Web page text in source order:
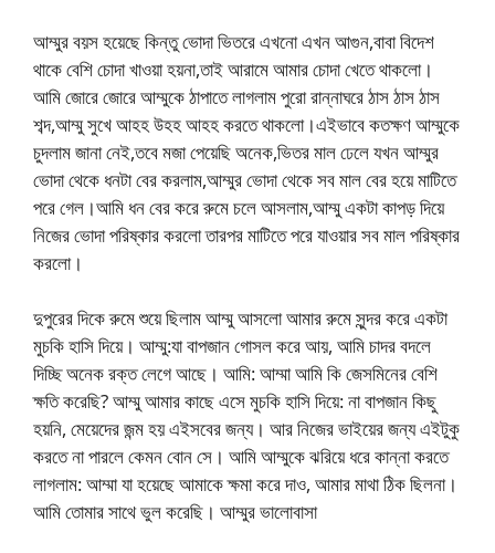
আম্মুর বয়স হয়েছে কিন্তু ভোদা ভিতরে এখনো এখন আগুন,বাবা বিদেশ
থাকে বেশি চোদা খাওয়া হয়না,তাই আরামে আমার চোদা খেতে থাকলো।
আমি জোরে জোরে আম্মুকে ঠাপাতে লাগলাম পুরো রান্নাঘরে ঠাস ঠাস ঠাস
শব্দ,আম্মু সুখে আহহ উহহ আহহ করতে থাকলো।এইভাবে কতক্ষণ আম্মুকে
চুদলাম জানা নেই,তবে মজা পেয়েছি অনেক,ভিতর মাল ঢেলে যখন আম্মুর
ভোদা থেকে ধনটা বের করলাম,আম্মুর ভোদা থেকে সব মাল বের হয়ে মাটিতে
পরে গেল।আমি ধন বের করে রুমে চলে আসলাম,আম্মু একটা কাপড় দিয়ে
নিজের ভোদা পরিষ্কার করলো তারপর মাটিতে পরে যাওয়ার সব মাল পরিষ্কার
করলো।
দুপুরের দিকে রুমে শুয়ে ছিলাম আম্মু আসলো আমার রুমে সুন্দর করে একটা
মুচকি হাসি দিয়ে। আম্মু:যা বাপজান গোসল করে আয়, আমি চাদর বদলে
দিচ্ছি অনেক রক্ত লেগে আছে। আমি: আম্মা আমি কি জেসমিনের বেশি
ক্ষতি করেছি? আম্মু আমার কাছে এসে মুচকি হাসি দিয়ে: না বাপজান কিছু
হয়নি, মেয়েদের জন্ম হয় এইসবের জন্য। আর নিজের ভাইয়ের জন্য এইটুকু
করতে না পারলে কেমন বোন সে। আমি আম্মুকে ঝরিয়ে ধরে কান্না করতে
লাগলাম: আম্মা যা হয়েছে আমাকে ক্ষমা করে দাও, আমার মাথা ঠিক ছিলনা।
আমি তোমার সাথে ভুল করেছি। ​​আম্মুর ভালোবাসা